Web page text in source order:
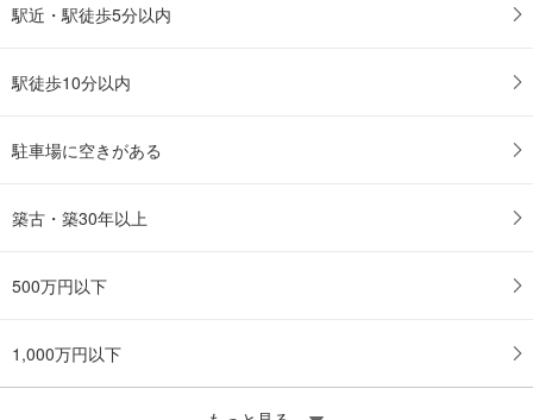
に
存
駅近・駅徒歩5分以内
駅徒歩10分以内
駐車場に空きがある
築古・築30年以上
500万円以下
1,000万円以下